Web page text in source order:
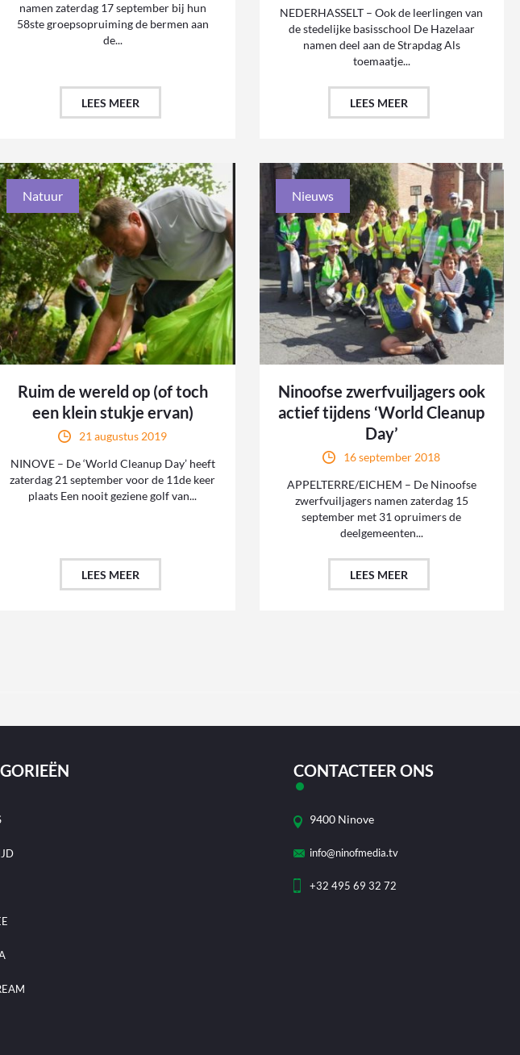
namen zaterdag 17 september bij hun
58ste groepsopruiming de bermen aan
de...
LEES MEER
NEDERHASSELT – Ook de leerlingen van
de stedelijke basisschool De Hazelaar
namen deel aan de Strapdag Als
toemaatje...
LEES MEER
Natuur
Ruim de wereld op (of toch
een klein stukje ervan)
21 augustus 2019
NINOVE – De ‘World Cleanup Day’ heeft
zaterdag 21 september voor de 11de keer
plaats Een nooit geziene golf van...
LEES MEER
Nieuws
Ninoofse zwerfvuiljagers ook
actief tijdens ‘World Cleanup
Day’
16 september 2018
APPELTERRE/EICHEM – De Ninoofse
zwerfvuiljagers namen zaterdag 15
september met 31 opruimers de
deelgemeenten...
LEES MEER
CONTACTEER ONS
9400 Ninove
info@ninofmedia.tv
+32 495 69 32 72